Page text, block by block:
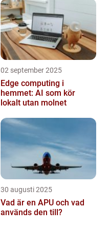
02 september 2025
Edge computing i
hemmet: AI som kör
lokalt utan molnet
30 augusti 2025
Vad är en APU och vad
används den till?